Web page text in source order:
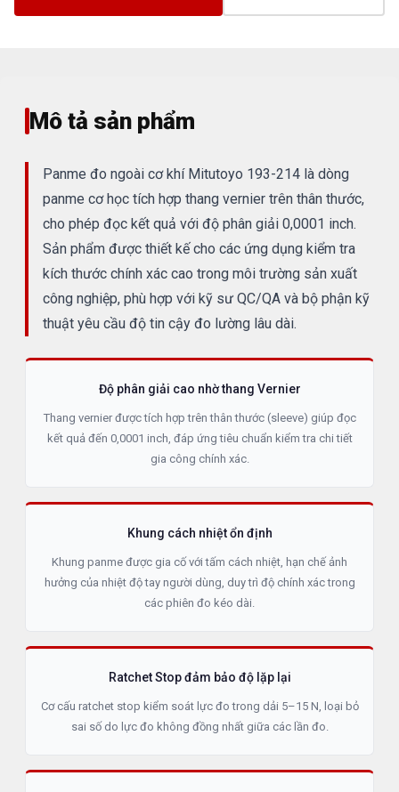
Mô tả sản phẩm
Panme đo ngoài cơ khí Mitutoyo 193-214 là dòng
panme cơ học tích hợp thang vernier trên thân thước,
cho phép đọc kết quả với độ phân giải 0,0001 inch.
Sản phẩm được thiết kế cho các ứng dụng kiểm tra
kích thước chính xác cao trong môi trường sản xuất
công nghiệp, phù hợp với kỹ sư QC/QA và bộ phận kỹ
thuật yêu cầu độ tin cậy đo lường lâu dài.
Độ phân giải cao nhờ thang Vernier
Thang vernier được tích hợp trên thân thước (sleeve) giúp đọc
kết quả đến 0,0001 inch, đáp ứng tiêu chuẩn kiểm tra chi tiết
gia công chính xác.
Khung cách nhiệt ổn định
Khung panme được gia cố với tấm cách nhiệt, hạn chế ảnh
hưởng của nhiệt độ tay người dùng, duy trì độ chính xác trong
các phiên đo kéo dài.
Ratchet Stop đảm bảo độ lặp lại
Cơ cấu ratchet stop kiểm soát lực đo trong dải 5–15 N, loại bỏ
sai số do lực đo không đồng nhất giữa các lần đo.